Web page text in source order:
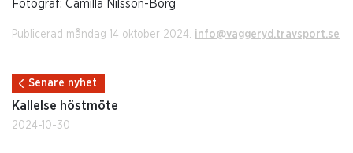
Fotograf: Camilla Nilsson-Borg
Publicerad måndag 14 oktober 2024. info@vaggeryd.travsport.se
Senare nyhet
Kallelse höstmöte
2024-10-30